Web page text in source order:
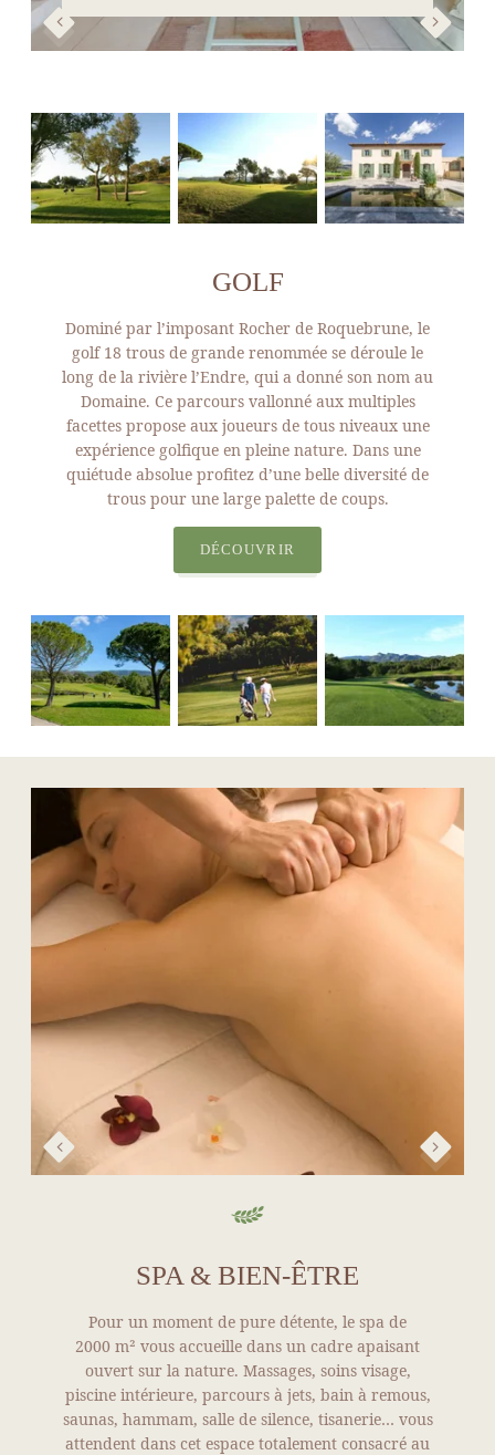
GOLF
Dominé par l’imposant Rocher de Roquebrune, le
golf 18 trous de grande renommée se déroule le
long de la rivière l’Endre, qui a donné son nom au
Domaine. Ce parcours vallonné aux multiples
facettes propose aux joueurs de tous niveaux une
expérience golfique en pleine nature. Dans une
quiétude absolue profitez d’une belle diversité de
trous pour une large palette de coups.
DÉCOUVRIR
SPA & BIEN-ÊTRE
Pour un moment de pure détente, le spa de
2000 m² vous accueille dans un cadre apaisant
ouvert sur la nature. Massages, soins visage,
piscine intérieure, parcours à jets, bain à remous,
saunas, hammam, salle de silence, tisanerie… vous
attendent dans cet espace totalement consacré au